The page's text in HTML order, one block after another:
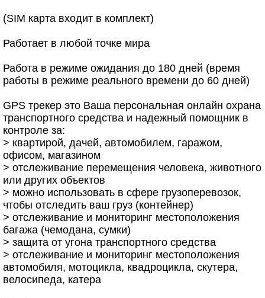
(SIM карта входит в комплект)
Работает в любой точке мира
Работа в режиме ожидания до 180 дней (время
работы в режиме реального времени до 60 дней)
GPS трекер это Ваша персональная онлайн охрана
транспортного средства и надежный помощник в
контроле за:
> квартирой, дачей, автомобилем, гаражом,
офисом, магазином
> отслеживание перемещения человека, животного
или других объектов
> можно использовать в сфере грузоперевозок,
чтобы отследить ваш груз (контейнер)
> отслеживание и мониторинг местоположения
багажа (чемодана, сумки)
> защита от угона транспортного средства
> отслеживание и мониторинг местоположения
автомобиля, мотоцикла, квадроцикла, скутера,
велосипеда, катера